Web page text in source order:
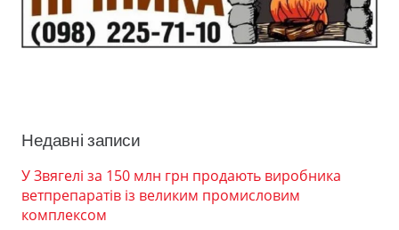
Недавні записи
У Звягелі за 150 млн грн продають виробника
ветпрепаратів із великим промисловим
комплексом